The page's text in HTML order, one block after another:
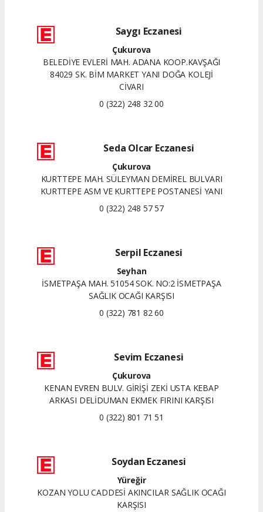
Saygı Eczanesi
Çukurova
BELEDİYE EVLERİ MAH. ADANA KOOP.KAVŞAĞI
84029 SK. BİM MARKET YANI DOĞA KOLEJİ
CİVARI
0 (322) 248 32 00
Seda Olcar Eczanesi
Çukurova
KURTTEPE MAH. SÜLEYMAN DEMİREL BULVARI
KURTTEPE ASM VE KURTTEPE POSTANESİ YANI
0 (322) 248 57 57
Serpil Eczanesi
Seyhan
İSMETPAŞA MAH. 51054 SOK. NO:2 İSMETPAŞA
SAĞLIK OCAĞI KARŞISI
0 (322) 781 82 60
Sevim Eczanesi
Çukurova
KENAN EVREN BULV. GİRİŞİ ZEKİ USTA KEBAP
ARKASI DELİDUMAN EKMEK FIRINI KARŞISI
0 (322) 801 71 51
Soydan Eczanesi
Yüreğir
KOZAN YOLU CADDESİ AKINCILAR SAĞLIK OCAĞI
KARŞISI